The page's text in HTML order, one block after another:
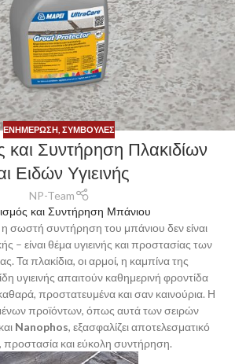
ΕΝΗΜΈΡΩΣΗ ΣΥΜΒΟΥΛΈΣ
και Συντήρηση Πλακιδίων
Ειδών Υγιεινής
NP-Team
και Συντήρηση Μπάνιου
η σωστή συντήρηση του μπάνιου δεν είναι
– είναι θέμα υγιεινής και προστασίας των
Τα πλακίδια, οι αρμοί, η καμπίνα της
υγιεινής απαιτούν καθημερινή φροντίδα
προστατευμένα και σαν καινούρια. Η
προϊόντων, όπως αυτά των σειρών
και Nanophos, εξασφαλίζει αποτελεσματικό
προστασία και εύκολη συντήρηση.